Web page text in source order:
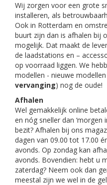
Wij zorgen voor een grote
installeren, als
Ook in Rotterdam en
buurt zijn dan is afhalen bij
mogelijk. Dat maakt de
de laadstations en –
op voorraad liggen. We
modellen - nieuwe
vervanging) nog de oude!
Afhalen
Wel gemakkelijk online
en nóg sneller dan ‘morgen
bezit? Afhalen bij ons
dagen van 09.00 tot 17.00
avonds. Op zondag kan
avonds. Bovendien: hebt u
zaterdag? Neem ook dan
meestal zijn we wel in de